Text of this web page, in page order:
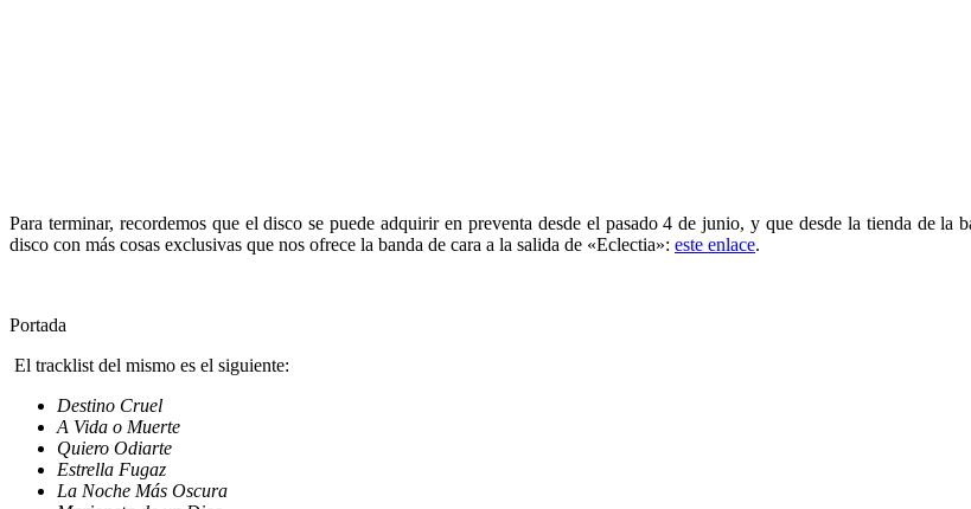
Para terminar, recordemos que el disco se puede adquirir en preventa desde el pasado 4 de junio, y que desde la tienda de la
disco con más cosas exclusivas que nos ofrece la banda de cara a la salida de «Eclectia»: este enlace.
Portada
El tracklist del mismo es el siguiente:
Destino Cruel
A Vida o Muerte
Quiero Odiarte
Estrella Fugaz
La Noche Más Oscura